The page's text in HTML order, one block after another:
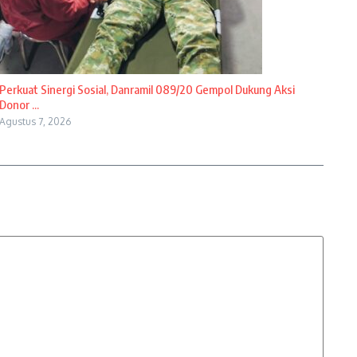
Perkuat Sinergi Sosial, Danramil 089/20 Gempol Dukung Aksi
Donor ...
Agustus 7, 2026